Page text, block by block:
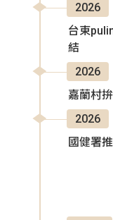
2026
台東
結
2026
嘉蘭村
2026
國健署